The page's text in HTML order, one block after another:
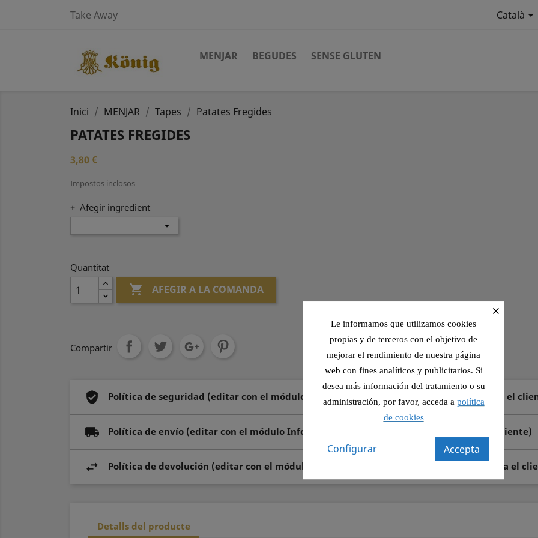
Take Away Català
MENJAR BEGUDES SENSE GLUTEN
Inici MENJAR Tapes Patates Fregides
PATATES FREGIDES
3,80 €
Impostos inclosos
+ Afegir ingredient
Quantitat
 AFEGIR A LA COMANDA
Compartir
Política de seguridad (editar con el módulo Información de seguridad y confianza para el
Política de envío (editar con el módulo Información de seguridad y confianza para el cliente)
Política de devolución (editar con el módulo Información de seguridad y confianza para el
Detalls del producte
×
Le informamos que utilizamos cookies
propias y de terceros con el objetivo de
mejorar el rendimiento de nuestra página
web con fines analíticos y publicitarios. Si
desea más información del tratamiento o su
administración, por favor, acceda a política
de cookies
Accepta
Configurar